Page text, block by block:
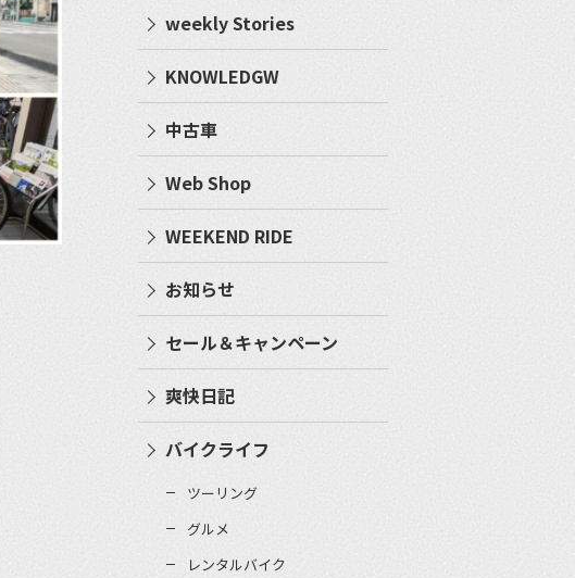
weekly Stories
KNOWLEDGW
中古車
Web Shop
WEEKEND RIDE
お知らせ
セール＆キャンペーン
爽快日記
バイクライフ
ツーリング
グルメ
レンタルバイク